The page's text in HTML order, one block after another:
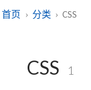
首页 分类 CSS
CSS 1